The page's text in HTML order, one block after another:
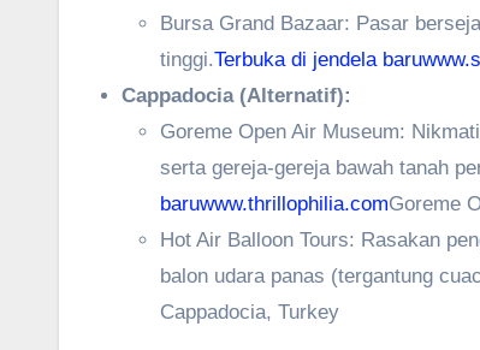
Bursa Grand Bazaar: Pasar
tinggi.Terbuka di jendela baru
Cappadocia (Alternatif):
Goreme Open Air Museum:
serta gereja-gereja bawah tanah
baruwww.thrillophilia.comGoreme
Hot Air Balloon Tours: Rasakan
balon udara panas (tergantung
Cappadocia, Turkey